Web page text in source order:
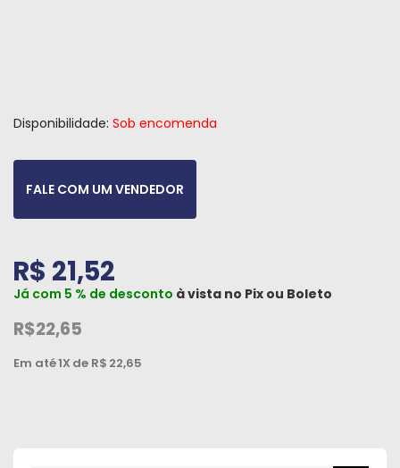
Disponibilidade: Sob encomenda
FALE COM UM VENDEDOR
R$ 21,52
Já com 5 % de desconto à vista no Pix ou Boleto
R$22,65
Em até1X de R$ 22,65